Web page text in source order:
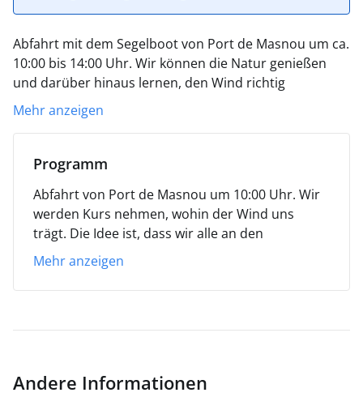
Abfahrt mit dem Segelboot von Port de Masnou um ca.
10:00 bis 14:00 Uhr. Wir können die Natur genießen
und darüber hinaus lernen, den Wind richtig
einzufangen und Wendemanöver, Halsen und
eventuell auftretende Zweifel zu üben. Das Steuerrad
wollen.Es gibt Pica-Pica, das kann im Winter
kalt ist, ein Glas Cava oder ein Erfrischungsgetränk mit
Snacks.Eine gute Möglichkeit, Leute zu treffen, die eine
Aktivität machen, die Ihnen gefällt.Ruft die Natur nach
Ihnen? Kommen Sie mit uns an Bord des Segelbootes.
Mehr anzeigen
Programm
Abfahrt von Port de Masnou um 10:00 Uhr. Wir
werden Kurs nehmen, wohin der Wind uns
trägt. Die Idee ist, dass wir alle an den
Navigationsmanövern teilnehmen und Zeit
haben, herauszufinden, welche Bedenken jeder
Einzelne in Bezug auf die Welt des Meeres und
Segeltrimmen und sogar das Ankern an einem
zulassen.Um 14:00 Uhr, bereits im Hafen
Mehr anzeigen
Andere Informationen